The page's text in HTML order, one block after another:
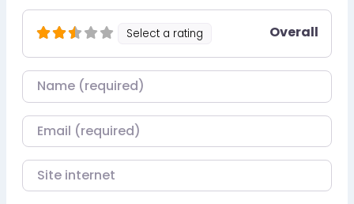
Select a rating Overall
Nom
Courriel
Site internet